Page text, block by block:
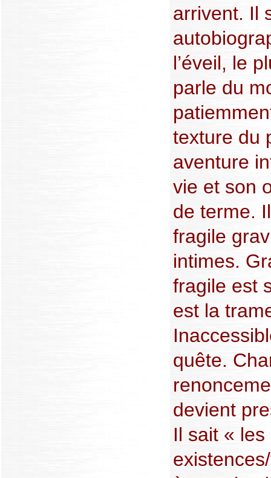
arrivent. Il
l’éveil, le
parle du
texture du
aventure
vie et son
de terme.
fragile
intimes.
fragile est
est la
quête.
devient
Il sait « les